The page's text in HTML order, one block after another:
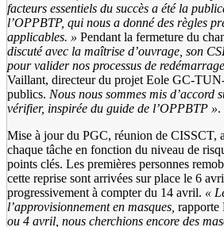
facteurs essentiels du succès a été la
l’OPPBTP, qui nous a donné des règles
applicables. » Pendant la fermeture du
discuté avec la maîtrise d’ouvrage, son
pour valider nos processus de redémarrage,
Vaillant, directeur du projet Eole GC-
publics. Nous nous sommes mis d’accord
vérifier, inspirée du guide de l’OPPBTP ».
Mise à jour du PGC, réunion de CISSCT,
chaque tâche en fonction du niveau de
points clés. Les premières personnes
cette reprise sont arrivées sur place le 6
progressivement à compter du 14 avril. «
l’approvisionnement en masques, rapporte
ou 4 avril, nous cherchions encore des